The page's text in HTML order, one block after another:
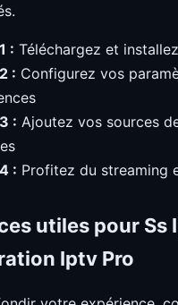
: Téléchargez et
: Configurez vos
: Ajoutez vos sources
: Profitez du streaming
utiles pour Ss
Iptv Pro